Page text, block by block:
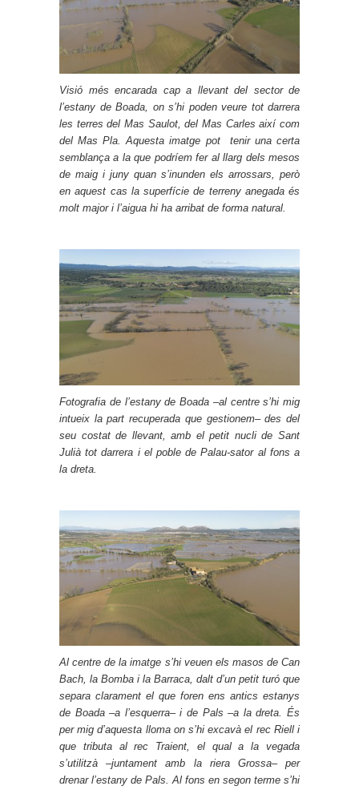
Visió més encarada cap a llevant del sector de
l’estany de Boada, on s’hi poden veure tot darrera
les terres del Mas Saulot, del Mas Carles així com
del Mas Pla. Aquesta imatge pot tenir una certa
semblança a la que podríem fer al llarg dels mesos
de maig i juny quan s’inunden els arrossars, però
en aquest cas la superfície de terreny anegada és
molt major i l’aigua hi ha arribat de forma natural.
Fotografia de l’estany de Boada –al centre s’hi mig
intueix la part recuperada que gestionem– des del
seu costat de llevant, amb el petit nucli de Sant
Julià tot darrera i el poble de Palau-sator al fons a
la dreta.
Al centre de la imatge s’hi veuen els masos de Can
Bach, la Bomba i la Barraca, dalt d’un petit turó que
separa clarament el que foren ens antics estanys
de Boada –a l’esquerra– i de Pals –a la dreta. És
per mig d’aquesta lloma on s’hi excavà el rec Riell i
que tributa al rec Traient, el qual a la vegada
s’utilitzà –juntament amb la riera Grossa– per
drenar l’estany de Pals. Al fons en segon terme s’hi